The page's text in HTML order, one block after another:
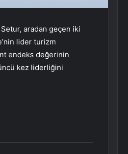
aradan geçen iki
lider turizm
endeks değerinin
kez liderliğini